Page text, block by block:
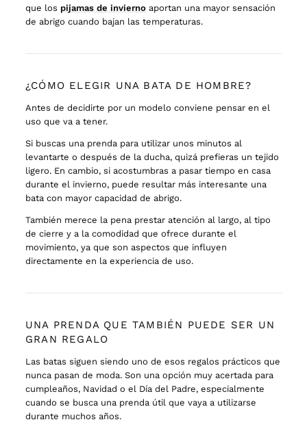
que los pijamas de invierno aportan una mayor sensación
de abrigo cuando bajan las temperaturas.
¿CÓMO ELEGIR UNA BATA DE HOMBRE?
Antes de decidirte por un modelo conviene pensar en el
uso que va a tener.
Si buscas una prenda para utilizar unos minutos al
levantarte o después de la ducha, quizá prefieras un tejido
ligero. En cambio, si acostumbras a pasar tiempo en casa
durante el invierno, puede resultar más interesante una
bata con mayor capacidad de abrigo.
También merece la pena prestar atención al largo, al tipo
de cierre y a la comodidad que ofrece durante el
movimiento, ya que son aspectos que influyen
directamente en la experiencia de uso.
UNA PRENDA QUE TAMBIÉN PUEDE SER UN
GRAN REGALO
Las batas siguen siendo uno de esos regalos prácticos que
nunca pasan de moda. Son una opción muy acertada para
cumpleaños, Navidad o el Día del Padre, especialmente
cuando se busca una prenda útil que vaya a utilizarse
durante muchos años.